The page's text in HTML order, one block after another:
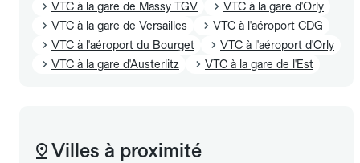
VTC à la gare de Massy TGV
VTC à la gare d'Orly
VTC à la gare de Versailles
VTC à l'aéroport CDG
VTC à l'aéroport du Bourget
VTC à l'aéroport d'Orly
VTC à la gare d'Austerlitz
VTC à la gare de l'Est
Villes à proximité